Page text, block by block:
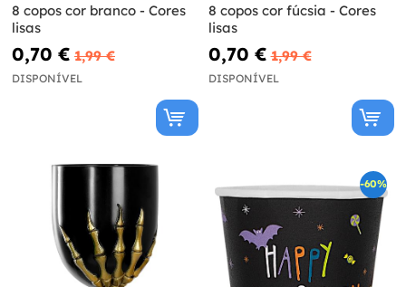
8 copos cor branco - Cores
lisas
0,70 € 1,99 €
DISPONÍVEL
8 copos cor fúcsia - Cores
lisas
0,70 € 1,99 €
DISPONÍVEL
-60%